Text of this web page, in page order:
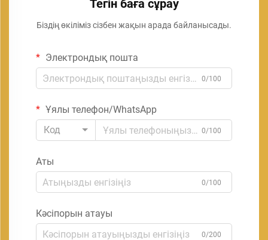
Тегін баға сұрау
Біздің өкіліміз сізбен жақын арада байланысады.
Электрондық пошта
0/100
Ұялы телефон/WhatsApp
Код
0/100
Аты
0/100
Кәсіпорын атауы
0/200